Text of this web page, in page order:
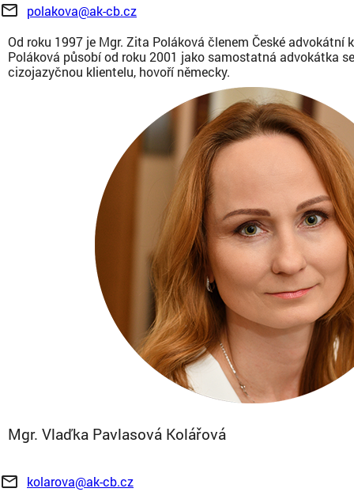
mail_outline
polakova@ak-cb.cz
Od roku 1997 je Mgr. Zita Poláková členem České advokátní
Poláková působí od roku 2001 jako samostatná advokátka
cizojazyčnou klientelu, hovoří německy.
Mgr. Vlaďka Pavlasová Kolářová
mail_outline
kolarova@ak-cb.cz